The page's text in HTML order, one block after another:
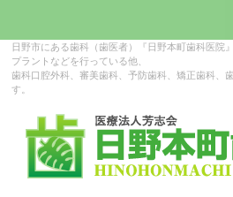
日野市にある歯科（歯医者）『日野本町歯科医院
プラントなどを行っている他、
歯科口腔外科、審美歯科、予防歯科、矯正歯科、
す。